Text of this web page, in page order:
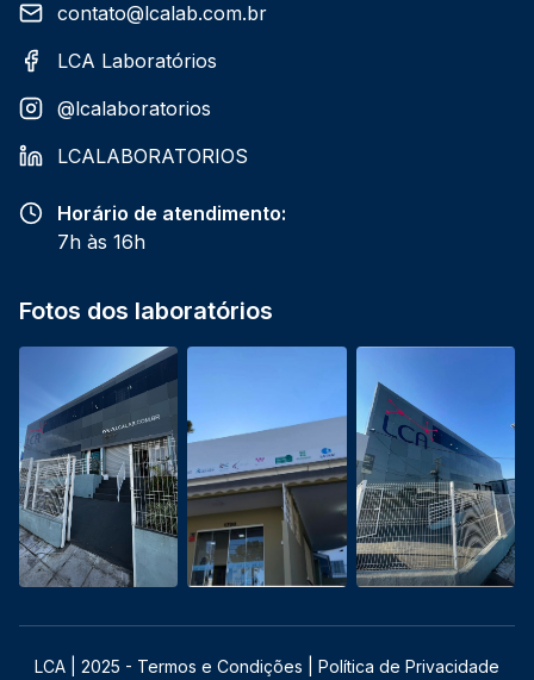
contato@lcalab.com.br
LCA Laboratórios
@lcalaboratorios
LCALABORATORIOS
Horário de atendimento:
7h às 16h
Fotos dos laboratórios
LCA | 2025 - Termos e Condições | Política de Privacidade